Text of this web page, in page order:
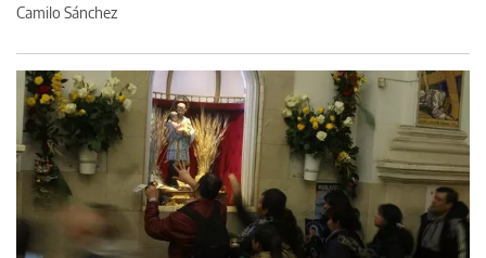
Camilo Sánchez